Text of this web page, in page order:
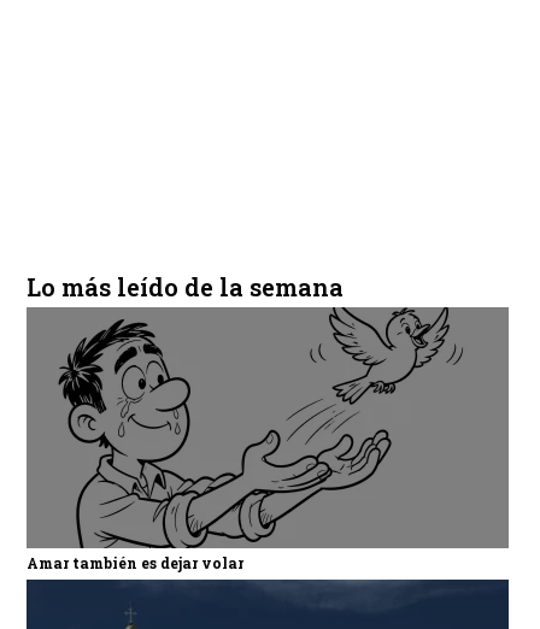
Lo más leído de la semana
Amar también es dejar volar